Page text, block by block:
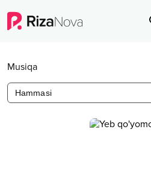
Musiqa
Hammasi